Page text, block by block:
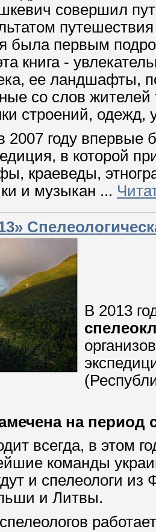
совершил
была первым
книга -
ее ландшафты,
со слов
строений, одежд,
2007 году впервые
в которой
краеведы,
и музыкан ...
В 2013
на период
всегда, в этом
команды
и спелеологи
и Литвы.